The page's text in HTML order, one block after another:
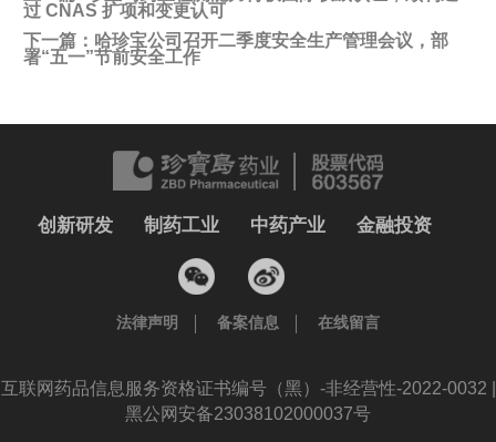
过 CNAS 扩项和变更认可
下一篇： 哈珍宝公司召开二季度安全生产管理会议，部
署“五一”节前安全工作
创新研发 制药工业 中药产业 金融投资
法律声明 备案信息 在线留言
互联网药品信息服务资格证书编号（黑）-非经营性-2022-0032 |
黑公网安备23038102000037号